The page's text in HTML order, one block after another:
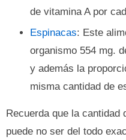
de vitamina A por
Espinacas: Este
organismo 554 mg.
y además la
misma cantidad de
Recuerda que la cantidad
puede no ser del todo